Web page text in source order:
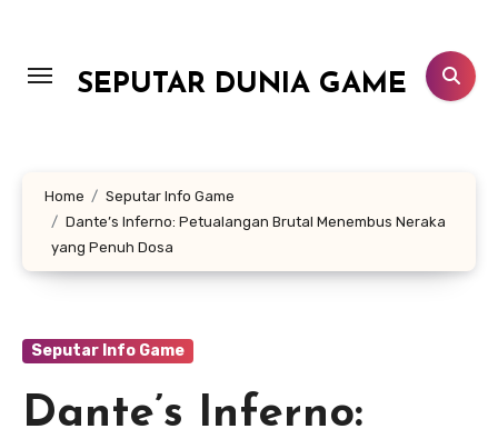
konten
SEPUTAR DUNIA GAME
Home
Seputar Info Game
Dante’s Inferno: Petualangan Brutal Menembus Neraka
yang Penuh Dosa
Seputar Info Game
Dante’s Inferno: